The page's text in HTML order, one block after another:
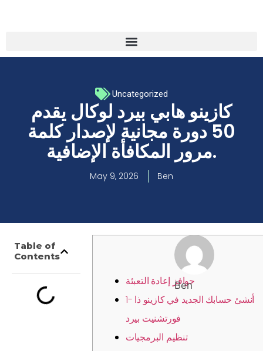
كازينو هابي بيرد لوكال يقدم
50 دورة مجانية لإصدار كلمة
مرور المكافأة الإضافية.
Uncategorized
May 9, 2026 Ben
Table of
Contents
مقالات
حوافز إعادة التعبئة
1- أنشئ حسابك الجديد في كازينو ذا
فورتشنيت بيرد
تنظيم البرمجيات
Ben